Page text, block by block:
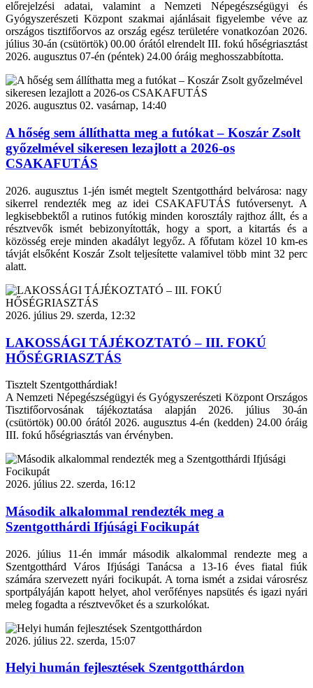
előrejelzési adatai, valamint a Nemzeti Népegészségügyi és
Gyógyszerészeti Központ szakmai ajánlásait figyelembe véve az
országos tisztifőorvos az ország egész területére vonatkozóan 2026.
július 30-án (csütörtök) 00.00 órától elrendelt III. fokú hőségriasztást
2026. augusztus 07-én (péntek) 24.00 óráig meghosszabbította.
2026. augusztus 02. vasárnap, 14:40
A hőség sem állíthatta meg a futókat – Koszár Zsolt
győzelmével sikeresen lezajlott a 2026-os
CSAKAFUTÁS
2026. augusztus 1-jén ismét megtelt Szentgotthárd belvárosa: nagy
sikerrel rendezték meg az idei CSAKAFUTÁS futóversenyt. A
legkisebbektől a rutinos futókig minden korosztály rajthoz állt, és a
résztvevők ismét bebizonyították, hogy a sport, a kitartás és a
közösség ereje minden akadályt legyőz. A főfutam közel 10 km-es
távját elsőként Koszár Zsolt teljesítette valamivel több mint 32 perc
alatt.
2026. július 29. szerda, 12:32
LAKOSSÁGI TÁJÉKOZTATÓ – III. FOKÚ
HŐSÉGRIASZTÁS
Tisztelt Szentgotthárdiak!
A Nemzeti Népegészségügyi és Gyógyszerészeti Központ Országos
Tisztifőorvosának tájékoztatása alapján 2026. július 30-án
(csütörtök) 00.00 órától 2026. augusztus 4-én (kedden) 24.00 óráig
III. fokú hőségriasztás van érvényben.
2026. július 22. szerda, 16:12
Második alkalommal rendezték meg a
Szentgotthárdi Ifjúsági Focikupát
2026. július 11-én immár második alkalommal rendezte meg a
Szentgotthárd Város Ifjúsági Tanácsa a 13-16 éves fiatal fiúk
számára szervezett nyári focikupát. A torna ismét a zsidai városrész
sportpályáján kapott helyet, ahol verőfényes napsütés és igazi nyári
meleg fogadta a résztvevőket és a szurkolókat.
2026. július 22. szerda, 15:07
Helyi humán fejlesztések Szentgotthárdon